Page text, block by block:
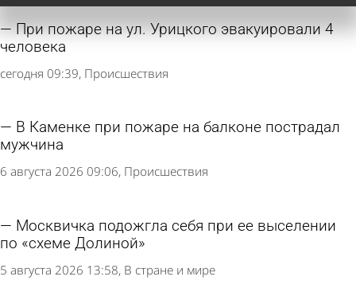
При пожаре на ул. Урицкого эвакуировали 4
человека
сегодня 09:39 Происшествия
В Каменке при пожаре на балконе пострадал
мужчина
6 августа 2026 09:06 Происшествия
Москвичка подожгла себя при ее выселении
по «схеме Долиной»
5 августа 2026 13:58 В стране и мире